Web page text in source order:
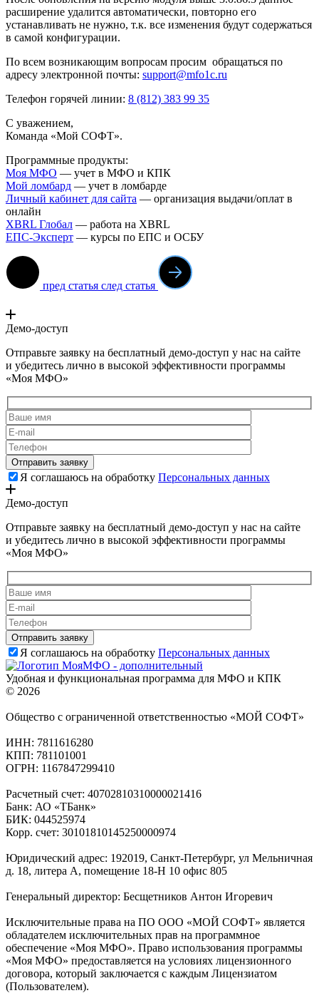
расширение удалится автоматически, повторно его
устанавливать не нужно, т.к. все изменения будут содержаться
в самой конфигурации.
По всем возникающим вопросам просим обращаться по
адресу электронной почты: support@mfo1c.ru
Телефон горячей линии: 8 (812) 383 99 35
С уважением,
Команда «Мой СОФТ».
Программные продукты:
Моя МФО — учет в МФО и КПК
Мой ломбард — учет в ломбарде
Личный кабинет для сайта — организация выдачи/оплат в
онлайн
XBRL Глобал — работа на XBRL
ЕПС-Эксперт — курсы по ЕПС и ОСБУ
пред статья след статья
Демо-доступ
Отправьте заявку на бесплатный демо-доступ у нас на сайте
и убедитесь лично в высокой эффективности программы
«Моя МФО»
Я соглашаюсь на обработку Персональных данных
Демо-доступ
Отправьте заявку на бесплатный демо-доступ у нас на сайте
и убедитесь лично в высокой эффективности программы
«Моя МФО»
Я соглашаюсь на обработку Персональных данных
Удобная и функциональная программа для МФО и КПК
© 2026
Общество с ограниченной ответственностью «МОЙ СОФТ»
ИНН: 7811616280
КПП: 781101001
ОГРН: 1167847299410
Расчетный счет: 40702810310000021416
Банк: АО «ТБанк»
БИК: 044525974
Корр. счет: 30101810145250000974
Юридический адрес: 192019, Санкт-Петербург, ул Мельничная
д. 18, литера А, помещение 18-Н 10 офис 805
Генеральный директор: Бесщетников Антон Игоревич
Исключительные права на ПО ООО «МОЙ СОФТ» является
обладателем исключительных прав на программное
обеспечение «Моя МФО». Право использования программы
«Моя МФО» предоставляется на условиях лицензионного
договора, который заключается с каждым Лицензиатом
(Пользователем).